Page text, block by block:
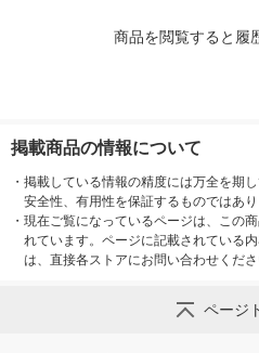
商品を閲覧すると履
掲載商品の情報について
・ 掲載している情報の精度には万全を期
安全性、有用性を保証するものではあり
・ 現在ご覧になっているページは、この
れています。ページに記載されている
は、直接各ストアにお問い合わせくださ
ページ